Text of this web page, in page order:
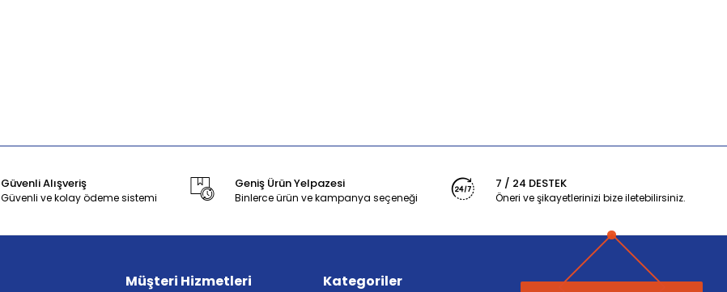
Güvenli Alışveriş
Güvenli ve kolay ödeme sistemi
Geniş Ürün Yelpazesi
Binlerce ürün ve kampanya seçeneği
7 / 24 DESTEK
Öneri ve şikayetlerinizi bize iletebilirsiniz.
Müşteri Hizmetleri Kategoriler